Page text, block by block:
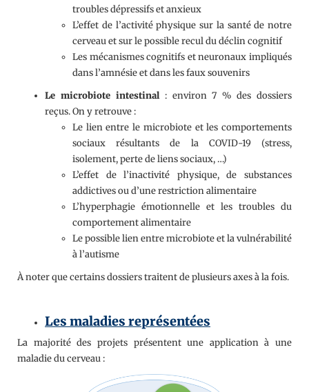
troubles dépressifs et anxieux
L’effet de l’activité physique sur la santé de notre
cerveau et sur le possible recul du déclin cognitif
Les mécanismes cognitifs et neuronaux impliqués
dans l’amnésie et dans les faux souvenirs
Le microbiote intestinal : environ 7 % des dossiers
reçus. On y retrouve :
Le lien entre le microbiote et les comportements
sociaux résultants de la COVID-19 (stress,
isolement, perte de liens sociaux, …)
L’effet de l’inactivité physique, de substances
addictives ou d’une restriction alimentaire
L’hyperphagie émotionnelle et les troubles du
comportement alimentaire
Le possible lien entre microbiote et la vulnérabilité
à l’autisme
À noter que certains dossiers traitent de plusieurs axes à la fois.
Les maladies représentées
La majorité des projets présentent une application à une
maladie du cerveau :